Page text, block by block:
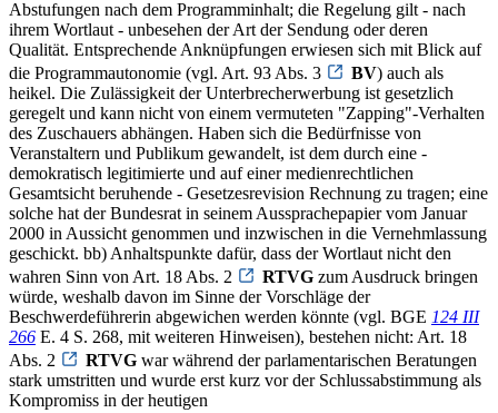
Abstufungen nach dem Programminhalt; die Regelung gilt - nach
ihrem Wortlaut - unbesehen der Art der Sendung oder deren
Qualität. Entsprechende Anknüpfungen erwiesen sich mit Blick auf
die Programmautonomie (vgl. Art. 93 Abs. 3
BV) auch als
heikel. Die Zulässigkeit der Unterbrecherwerbung ist gesetzlich
geregelt und kann nicht von einem vermuteten "Zapping"-Verhalten
des Zuschauers abhängen. Haben sich die Bedürfnisse von
Veranstaltern und Publikum gewandelt, ist dem durch eine -
demokratisch legitimierte und auf einer medienrechtlichen
Gesamtsicht beruhende - Gesetzesrevision Rechnung zu tragen; eine
solche hat der Bundesrat in seinem Aussprachepapier vom Januar
2000 in Aussicht genommen und inzwischen in die Vernehmlassung
geschickt. bb) Anhaltspunkte dafür, dass der Wortlaut nicht den
wahren Sinn von Art. 18 Abs. 2
RTVG zum Ausdruck bringen
würde, weshalb davon im Sinne der Vorschläge der
Beschwerdeführerin abgewichen werden könnte (vgl. BGE 124 III
266 E. 4 S. 268, mit weiteren Hinweisen), bestehen nicht: Art. 18
Abs. 2
RTVG war während der parlamentarischen Beratungen
stark umstritten und wurde erst kurz vor der Schlussabstimmung als
Kompromiss in der heutigen